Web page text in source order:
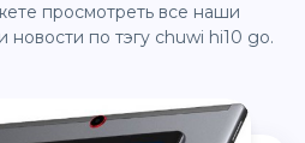
новости по тэгу chuwi hi10 go.